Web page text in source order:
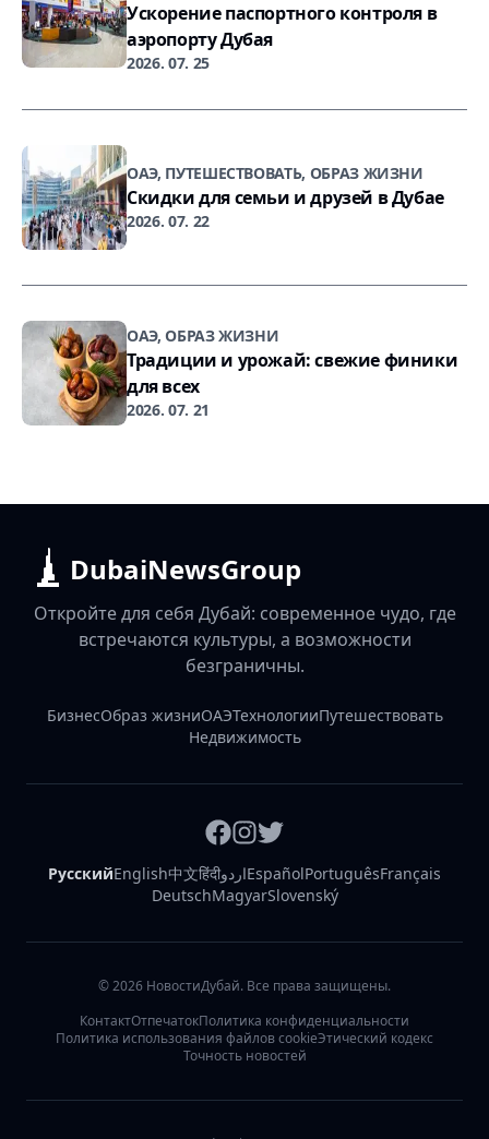
Ускорение паспортного контроля в
аэропорту Дубая
2026. 07. 25
ОАЭ, ПУТЕШЕСТВОВАТЬ, ОБРАЗ ЖИЗНИ
Скидки для семьи и друзей в Дубае
2026. 07. 22
ОАЭ, ОБРАЗ ЖИЗНИ
Традиции и урожай: свежие финики
для всех
2026. 07. 21
DubaiNewsGroup
Откройте для себя Дубай: современное чудо, где
встречаются культуры, а возможности
безграничны.
БизнесОбраз жизниОАЭТехнологииПутешествовать
Недвижимость
РусскийEnglish中文हिंदीاردوEspañolPortuguêsFrançais
DeutschMagyarSlovenský
©2026 НовостиДубай. Все права защищены.
КонтактОтпечатокПолитика конфиденциальности
Политика использования файлов cookieЭтический кодекс
Точность новостей